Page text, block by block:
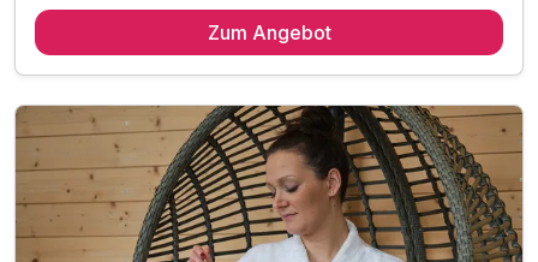
2 x leckeres Frühstück
inkl. Nutzung des 1000m² großen Wellnessbereiches
inkl. Nutzung Innen- & Außenpool (Badelandschaft)
inkl. Saunalandschaft mit drei Saunen
inkl. Ruheraum mit Panorama-Fenster
inkl. Wlan Nutzung im Hotel
Zum Angebot